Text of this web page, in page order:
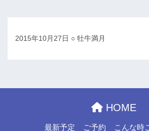
2015年10月27日 ○ 牡牛満月
HOME
最新予定 ご予約 こんな時